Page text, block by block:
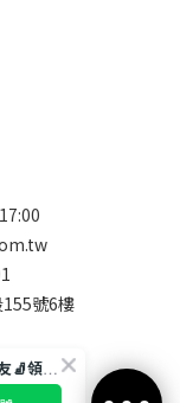
號6樓
成為襪的LINE好友🧦領取$50折扣碼